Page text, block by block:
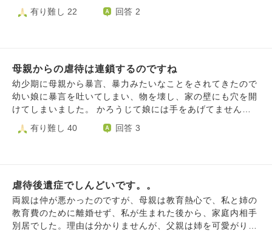
けません。人と関わるとトゲトゲしてしまい、相手を傷つけ
じます。 家族と仲良くなれなかった悲しさもあります。 ど
うかアドバイスをいただけないでしょうか。
二度と手に入らないことが、悲しいです。 わたしに残った
期を諦められますか。 そして、わたしなら、自分のこども
が殴られていたら、身を挺して守るのに、母は、やはり自分
の保身の方が大事だったのでしょうか。 実家とは、縁をき
ろうと思います。
いってらいけない」とか、公立大医学部に行かないといけな
いと言われて、４浪し、看護学科に行ったら、かなりしんど
有名大学進学以外許さないと言う母親の言いなりになりまし
た。母親は実家に私を軟禁状態に置きました。外に出るとき
は、必ず母親がついてきました。母親は時々、窓を開けて、
私の悪口を叫び、私のことを警察官が疑っていると言って、
つかれて、29歳で私立大学に行きました。働かせてくれない
すが、なんと言ったらいいでしょうか？
有り難し 22 回答 2
母親からの虐待は連鎖するのですね
幼少期に母親から暴言、暴力みたいなことをされてきたので
幼い娘に暴言を吐いてしまい、物を壊し、家の壁にも穴を開
けてしまいました。 かろうじて娘には手をあげてませんが
自分の体がアザだらけになってしまいました。これでは自分
の母親と同じになってしまいそうで怖いです。自分までで食
有り難し 40 回答 3
虐待後遺症でしんどいです。。
両親は仲が悪かったのですが、母親は教育熱心で、私と姉の
教育費のために離婚せず、私が生まれた後から、家庭内相手
別居でした。理由は分かりませんが、父親は姉を可愛がり、